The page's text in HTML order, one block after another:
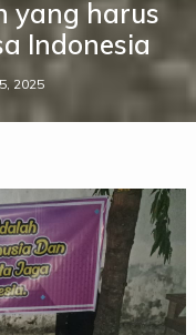
yang harus
Indonesia
2025